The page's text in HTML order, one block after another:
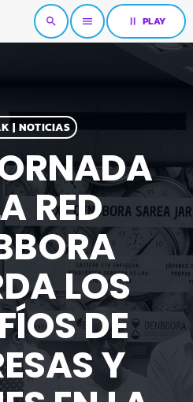
search menu pause PLAY
| NOTICIAS
RED
LOS
DE
Y